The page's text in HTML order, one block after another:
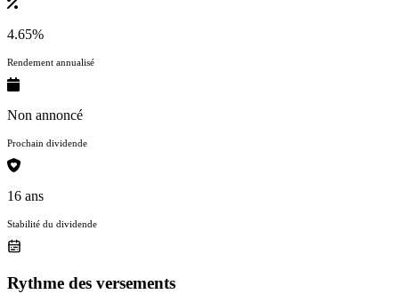
4.65%
Rendement annualisé
Non annoncé
Prochain dividende
16 ans
Stabilité du dividende
Rythme des versements